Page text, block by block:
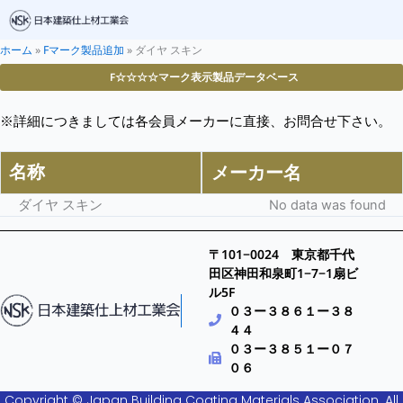
ホーム » Fマーク製品追加 » ダイヤ スキン
F☆☆☆☆マーク表示製品データベース
※詳細につきましては各会員メーカーに直接、お問合せ下さい。
名称 メーカー名
ダイヤ スキン No data was found
〒101−0024 東京都千代
田区神田和泉町1−7−1扇ビ
ル5F
０３ー３８６１ー３８
４４
０３ー３８５１ー０７
０６